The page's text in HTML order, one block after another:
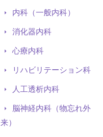
内科（一般内科）
消化器内科
心療内科
リハビリテーション科
人工透析内科
脳神経内科（物忘れ外
来）